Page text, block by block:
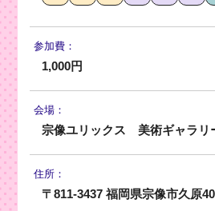
参加費：
1,000円
会場：
宗像ユリックス 美術ギャラリ
住所：
〒811-3437 福岡県宗像市久原